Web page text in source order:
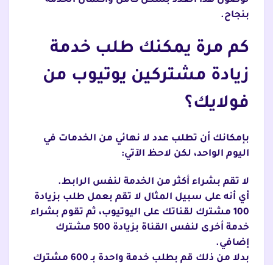
بنجاح.
كم مرة يمكنك طلب خدمة
زيادة مشتركين يوتيوب من
فولايك؟
بإمكانك أن تطلب عدد لا نهائي من الخدمات في
اليوم الواحد، لكن لاحظ الآتي:
لا تقم بشراء أكثر من الخدمة لنفس الرابط.
أي أنه على سبيل المثال لا تقم بعمل طلب بزيادة
100 مشترك لقناتك على اليوتيوب، ثم تقوم بشراء
خدمة أخرى لنفس القناة بزيادة 500 مشترك
إضافي.
بدلا من ذلك قم بطلب خدمة واحدة بـ 600 مشترك